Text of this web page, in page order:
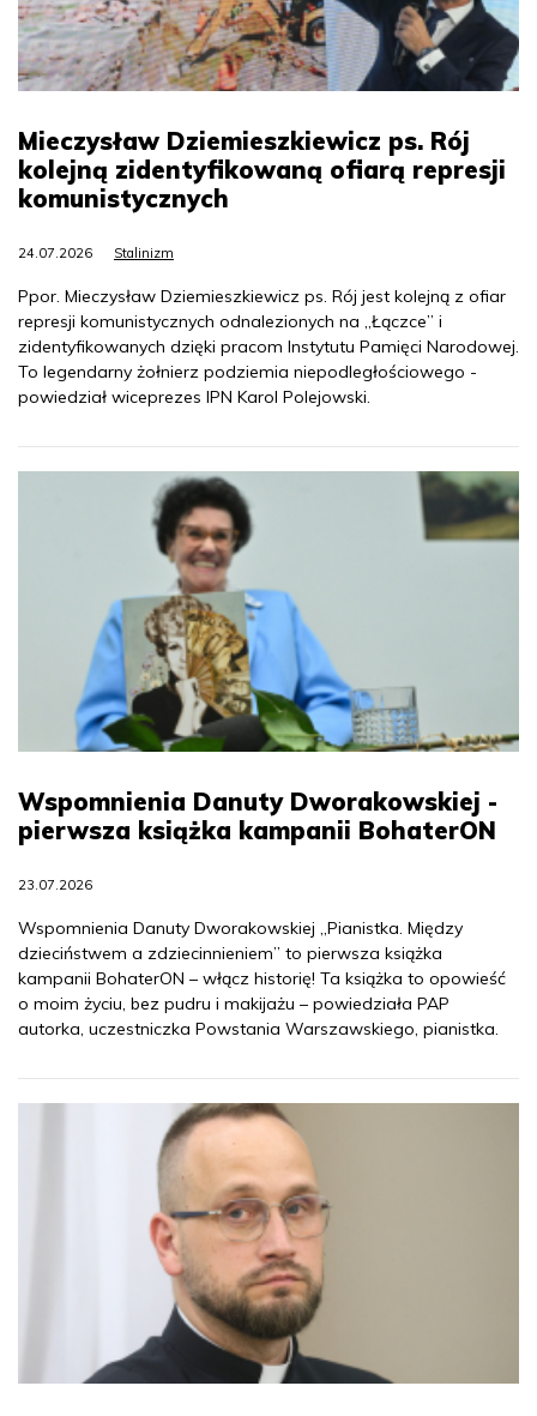
Mieczysław Dziemieszkiewicz ps. Rój
kolejną zidentyfikowaną ofiarą represji
komunistycznych
24.07.2026 Stalinizm
Ppor. Mieczysław Dziemieszkiewicz ps. Rój jest kolejną z ofiar
represji komunistycznych odnalezionych na „Łączce” i
zidentyfikowanych dzięki pracom Instytutu Pamięci Narodowej.
To legendarny żołnierz podziemia niepodległościowego -
powiedział wiceprezes IPN Karol Polejowski.
Wspomnienia Danuty Dworakowskiej -
pierwsza książka kampanii BohaterON
23.07.2026
Wspomnienia Danuty Dworakowskiej „Pianistka. Między
dzieciństwem a zdziecinnieniem” to pierwsza książka
kampanii BohaterON – włącz historię! Ta książka to opowieść
o moim życiu, bez pudru i makijażu – powiedziała PAP
autorka, uczestniczka Powstania Warszawskiego, pianistka.